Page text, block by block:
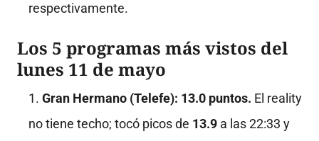
respectivamente.
Los 5 programas más vistos del
lunes 11 de mayo
Gran Hermano (Telefe): 13.0 puntos. El reality
no tiene techo; tocó picos de 13.9 a las 22:33 y